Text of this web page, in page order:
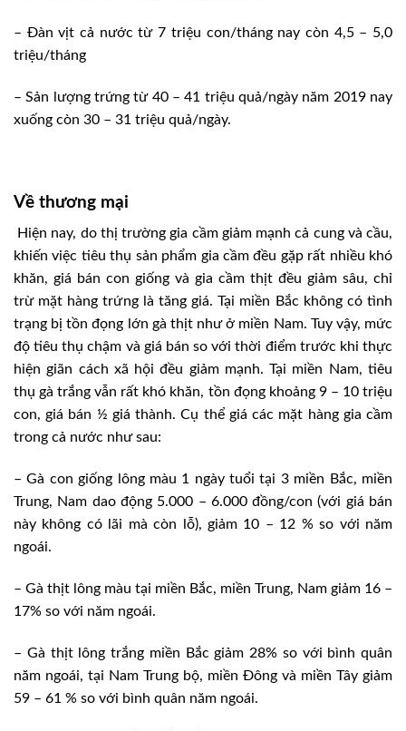
– Đàn vịt cả nước từ 7 triệu con/tháng nay còn 4,5 – 5,0
triệu/tháng
– Sản lượng trứng từ 40 – 41 triệu quả/ngày năm 2019 nay
xuống còn 30 – 31 triệu quả/ngày.
Về thương mại
Hiện nay, do thị trường gia cầm giảm mạnh cả cung và cầu,
khiến việc tiêu thụ sản phẩm gia cầm đều gặp rất nhiều khó
khăn, giá bán con giống và gia cầm thịt đều giảm sâu, chỉ
trừ mặt hàng trứng là tăng giá. Tại miền Bắc không có tình
trạng bị tồn đọng lớn gà thịt như ở miền Nam. Tuy vậy, mức
độ tiêu thụ chậm và giá bán so với thời điểm trước khi thực
hiện giãn cách xã hội đều giảm mạnh. Tại miền Nam, tiêu
thụ gà trắng vẫn rất khó khăn, tồn đọng khoảng 9 – 10 triệu
con, giá bán ½ giá thành. Cụ thể giá các mặt hàng gia cầm
trong cả nước như sau:
– Gà con giống lông màu 1 ngày tuổi tại 3 miền Bắc, miền
Trung, Nam dao động 5.000 – 6.000 đồng/con (với giá bán
này không có lãi mà còn lỗ), giảm 10 – 12 % so với năm
ngoái.
– Gà thịt lông màu tại miền Bắc, miền Trung, Nam giảm 16 –
17% so với năm ngoái.
– Gà thịt lông trắng miền Bắc giảm 28% so với bình quân
năm ngoái, tại Nam Trung bộ, miền Đông và miền Tây giảm
59 – 61 % so với bình quân năm ngoái.